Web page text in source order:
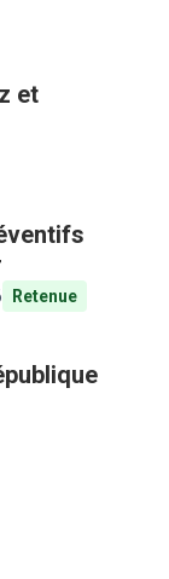
et
Retenue